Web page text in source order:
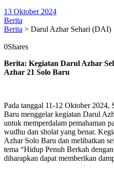
13 Oktober 2024
Berita
Berita > Darul Azhar Sehari (DAI)
0Shares
Berita: Kegiatan Darul Azhar
Azhar 21 Solo Baru
Pada tanggal 11-12 Oktober
Baru menggelar kegiatan Darul
untuk memperdalam pemahaman
wudhu dan sholat yang benar.
Azhar Solo Baru dan melibatkan
tema “Hidup Penuh Berkah
diharapkan dapat memberikan